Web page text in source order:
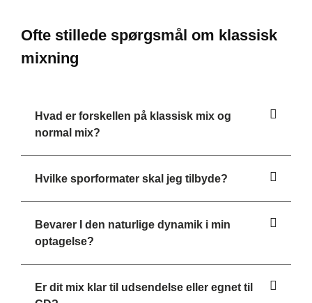
Ofte stillede spørgsmål om klassisk
mixning
Hvad er forskellen på klassisk mix og
normal mix?
Hvilke sporformater skal jeg tilbyde?
Bevarer I den naturlige dynamik i min
optagelse?
Er dit mix klar til udsendelse eller egnet til